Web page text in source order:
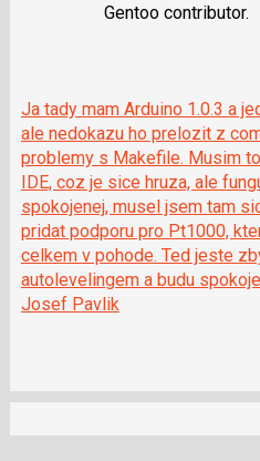
Gentoo contributor.
Ja tady mam Arduino 1.0.3 a
ale nedokazu ho prelozit z
problemy s Makefile. Musim
IDE, coz je sice hruza, ale
spokojenej, musel jsem tam
pridat podporu pro Pt1000,
celkem v pohode. Ted jeste
autolevelingem a budu
Josef Pavlik